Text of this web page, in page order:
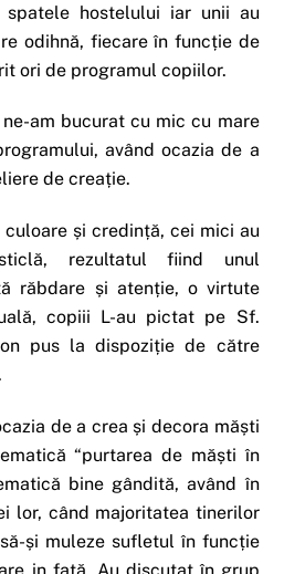
hostelului iar unii au
odihnă, fiecare în funcție de
ori de programul copiilor.
am bucurat cu mic cu mare
având ocazia de a
de creație.
și credință, cei mici au
rezultatul fiind unul
răbdare și atenție, o virtute
copiii L-au pictat pe Sf.
pus la dispoziție de către
de a crea și decora măști
“purtarea de măști în
bine gândită, având în
lor, când majoritatea tinerilor
și muleze sufletul în funcție